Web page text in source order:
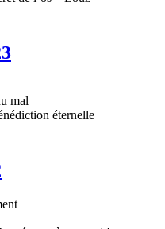
mal
éternelle